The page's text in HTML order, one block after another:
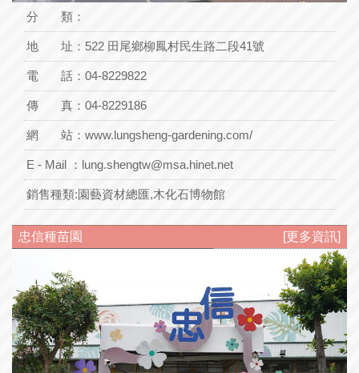
分 類：
地 址： 522 田尾鄉柳鳳村民生路二段41號
電 話： 04-8229822
傳 真：04-8229186
網 站： www.lungsheng-gardening.com/
E - Mail ： lung.shengtw@msa.hinet.net
銷售種類:園藝資材總匯,木化石博物館
忠信種苗園 [更多資訊]